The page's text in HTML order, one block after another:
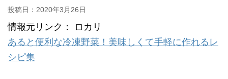
投稿日： 2020年3月26日
情報元リンク： ロカリ
あると便利な冷凍野菜！美味しくて手軽に作れるレ
シピ集